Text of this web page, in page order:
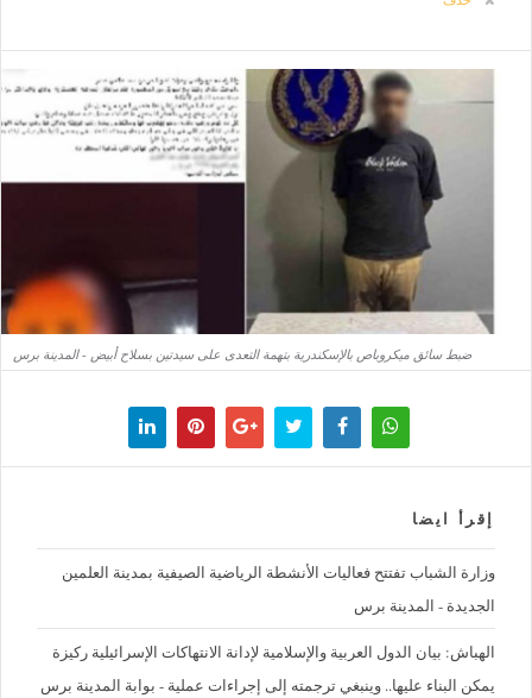
ضبط سائق ميكروباص بالإسكندرية بتهمة التعدى على سيدتين بسلاح أبيض - المدينة برس
إقرأ ايضا
وزارة الشباب تفتتح فعاليات الأنشطة الرياضية الصيفية بمدينة العلمين
الجديدة - المدينة برس
الهباش: بيان الدول العربية والإسلامية لإدانة الانتهاكات الإسرائيلية ركيزة
يمكن البناء عليها.. وينبغي ترجمته إلى إجراءات عملية - بوابة المدينة برس